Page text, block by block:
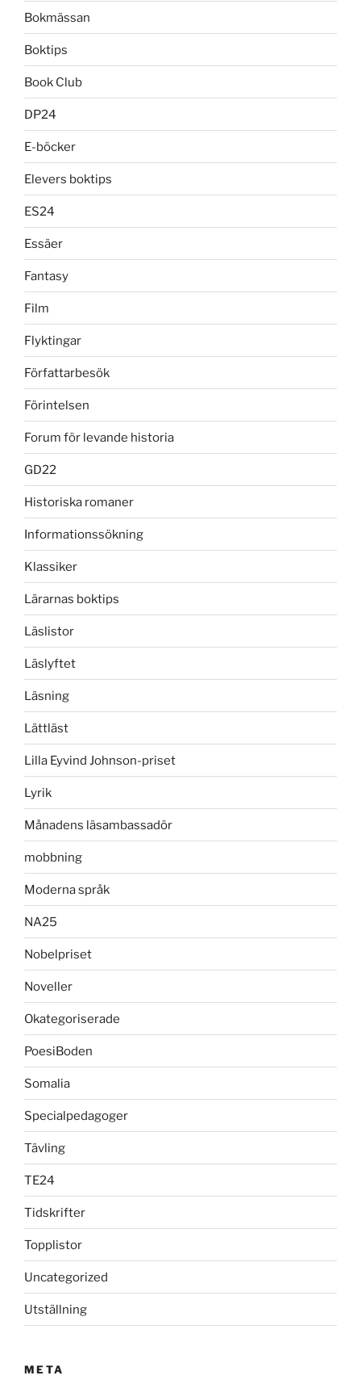
Bokmässan
Boktips
Book Club
DP24
E-böcker
Elevers boktips
ES24
Essäer
Fantasy
Film
Flyktingar
Författarbesök
Förintelsen
Forum för levande historia
GD22
Historiska romaner
Informationssökning
Klassiker
Lärarnas boktips
Läslistor
Läslyftet
Läsning
Lättläst
Lilla Eyvind Johnson-priset
Lyrik
Månadens läsambassadör
mobbning
Moderna språk
NA25
Nobelpriset
Noveller
Okategoriserade
PoesiBoden
Somalia
Specialpedagoger
Tävling
TE24
Tidskrifter
Topplistor
Uncategorized
Utställning
META